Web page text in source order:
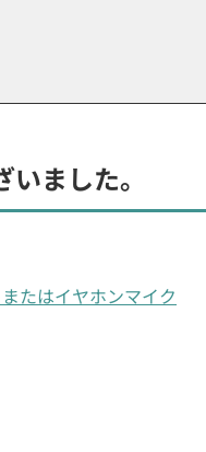
ました。
たはイヤホンマイク